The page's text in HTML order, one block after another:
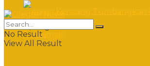
Jumat, 7 Agustus 2026
No Result
View All Result